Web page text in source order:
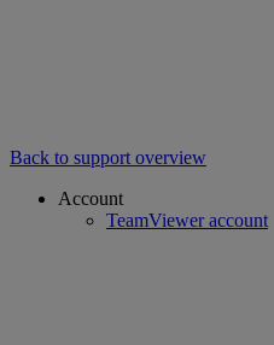
Back to support overview
Account
TeamViewer account